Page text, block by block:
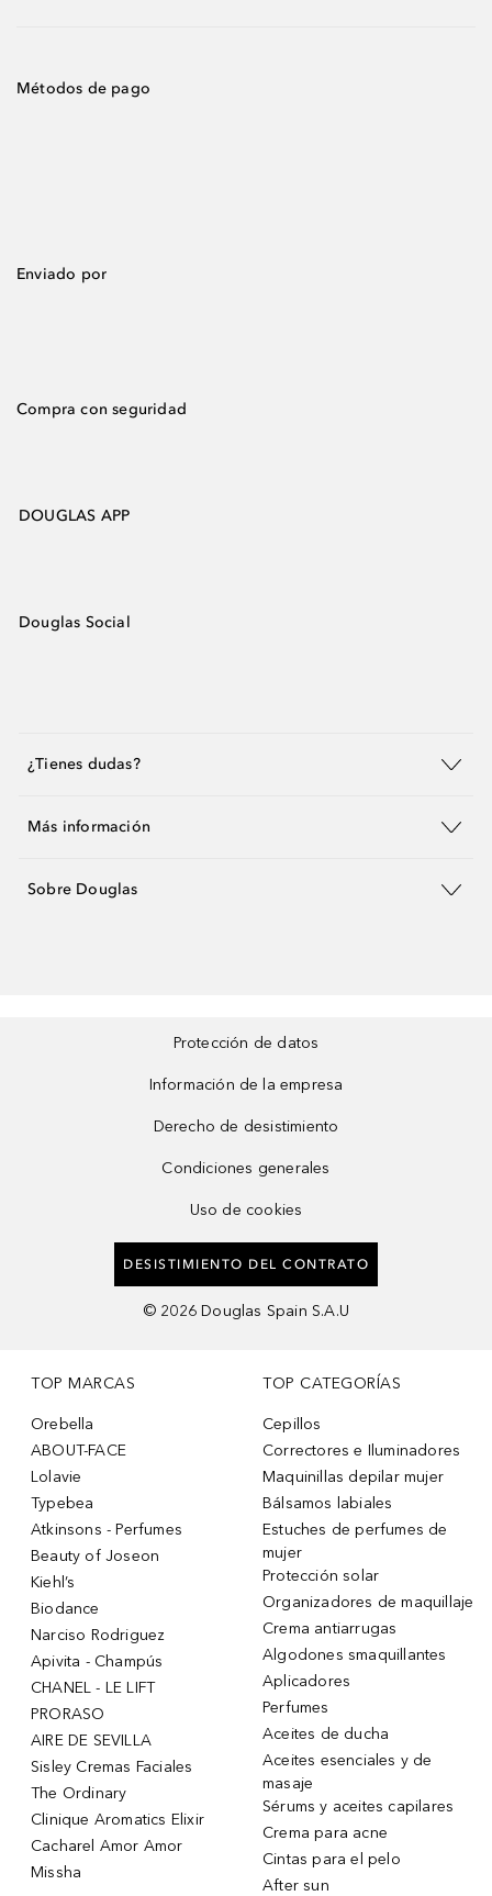
Métodos de pago
Enviado por
Compra con seguridad
DOUGLAS APP
Douglas Social
¿Tienes dudas?
Más información
Sobre Douglas
Protección de datos
Información de la empresa
Derecho de desistimiento
Condiciones generales
Uso de cookies
DESISTIMIENTO DEL CONTRATO
© 2026 Douglas Spain S.A.U
TOP MARCAS
Orebella
ABOUT-FACE
Lolavie
Typebea
Atkinsons - Perfumes
Beauty of Joseon
Kiehl’s
Biodance
Narciso Rodriguez
Apivita - Champús
CHANEL - LE LIFT
PRORASO
AIRE DE SEVILLA
Sisley Cremas Faciales
The Ordinary
Clinique Aromatics Elixir
Cacharel Amor Amor
Missha
TOP CATEGORÍAS
Cepillos
Correctores e Iluminadores
Maquinillas depilar mujer
Bálsamos labiales
Estuches de perfumes de
mujer
Protección solar
Organizadores de maquillaje
Crema antiarrugas
Algodones smaquillantes
Aplicadores
Perfumes
Aceites de ducha
Aceites esenciales y de
masaje
Sérums y aceites capilares
Crema para acne
Cintas para el pelo
After sun